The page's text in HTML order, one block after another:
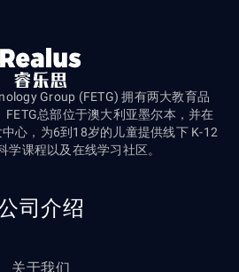
Group (FETG) 拥有两大教育品
总部位于澳大利亚墨尔本，并在
心，为6到18岁的儿童提供线下 K-12
学课程以及在线学习社区。
司介绍
关于我们